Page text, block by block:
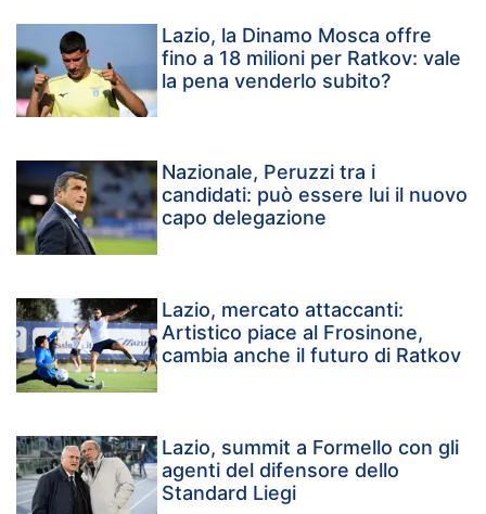
Lazio, la Dinamo Mosca offre
fino a 18 milioni per Ratkov: vale
la pena venderlo subito?
Nazionale, Peruzzi tra i
candidati: può essere lui il nuovo
capo delegazione
Lazio, mercato attaccanti:
Artistico piace al Frosinone,
cambia anche il futuro di Ratkov
Lazio, summit a Formello con gli
agenti del difensore dello
Standard Liegi